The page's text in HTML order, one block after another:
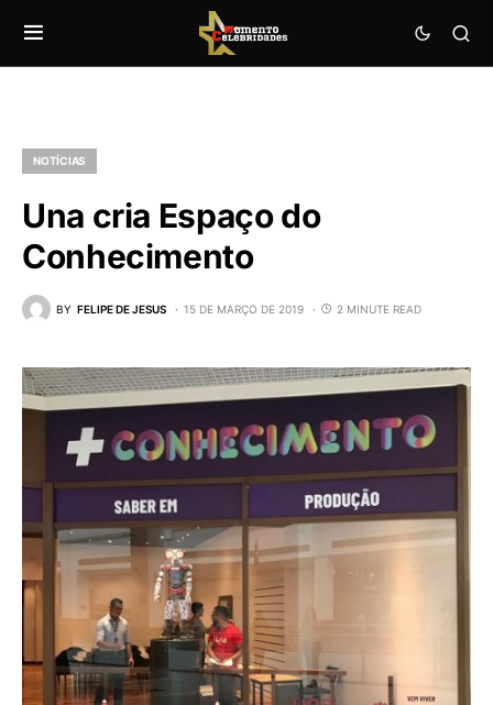
NOTÍCIAS
Una cria Espaço do
Conhecimento
BY FELIPE DE JESUS 15 DE MARÇO DE 2019 2 MINUTE READ